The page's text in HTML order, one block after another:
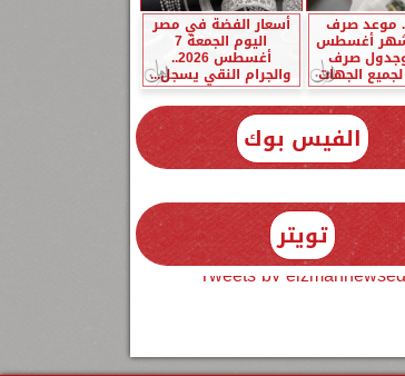
موعد صرف
شهر أغسطس
وجدول صرف
الجهات
أسعار الفضة في مصر
اليوم الجمعة 7
أغسطس 2026..
والجرام النقي يسجل...
الفيس بوك
تويتر
Tweets by elzmannewseg